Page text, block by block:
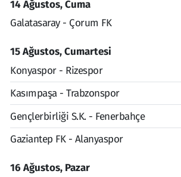
14 Ağustos, Cuma
Galatasaray - Çorum FK
15 Ağustos, Cumartesi
Konyaspor - Rizespor
Kasımpaşa - Trabzonspor
Gençlerbirliği S.K. - Fenerbahçe
Gaziantep FK - Alanyaspor
16 Ağustos, Pazar